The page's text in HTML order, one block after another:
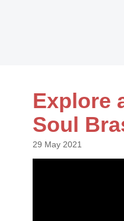
Explore
Soul
29 May 2021